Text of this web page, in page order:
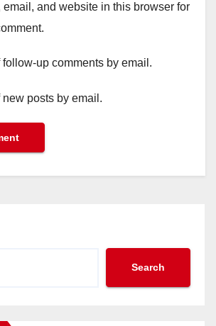
email, and website in this browser for
follow-up comments by email.
new posts by email.
Search